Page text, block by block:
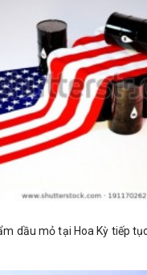
dầu mỏ tại Hoa Kỳ tiếp